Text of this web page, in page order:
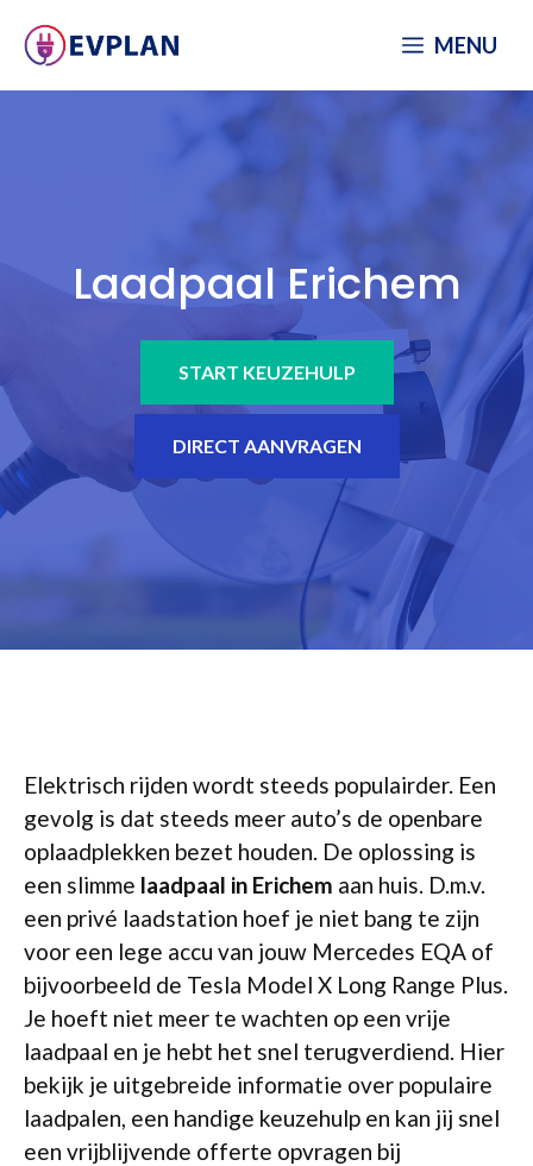
naar
MENU
Laadpaal Erichem
START KEUZEHULP
DIRECT AANVRAGEN
Elektrisch rijden wordt steeds populairder. Een
gevolg is dat steeds meer auto’s de openbare
oplaadplekken bezet houden. De oplossing is
een slimme laadpaal in Erichem aan huis. D.m.v.
een privé laadstation hoef je niet bang te zijn
voor een lege accu van jouw Mercedes EQA of
bijvoorbeeld de Tesla Model X Long Range Plus.
Je hoeft niet meer te wachten op een vrije
laadpaal en je hebt het snel terugverdiend. Hier
bekijk je uitgebreide informatie over populaire
laadpalen, een handige keuzehulp en kan jij snel
een vrijblijvende offerte opvragen bij